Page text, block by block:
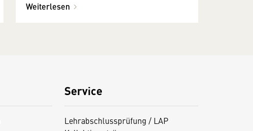
Weiterlesen
Service
Lehrabschlussprüfung / LAP